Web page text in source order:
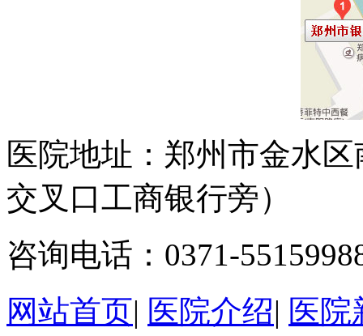
医院地址：郑州市金水
交叉口工商银行旁）
咨询电话：0371-
网站首页| 医院介绍| 医院